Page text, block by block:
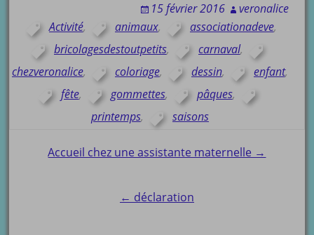
15 février 2016
veronalice
Activité, animaux, associationadeve,
bricolagesdestoutpetits, carnaval,
chezveronalice, coloriage, dessin, enfant,
fête, gommettes, pâques,
printemps, saisons
Post
navigation
Accueil chez une assistante maternelle →
← déclaration